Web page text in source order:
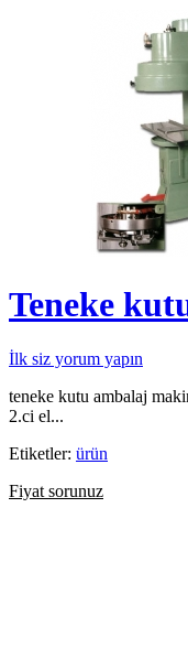
Teneke
İlk siz yorum yapın
teneke kutu ambalaj
2.ci el...
Etiketler: ürün
Fiyat sorunuz